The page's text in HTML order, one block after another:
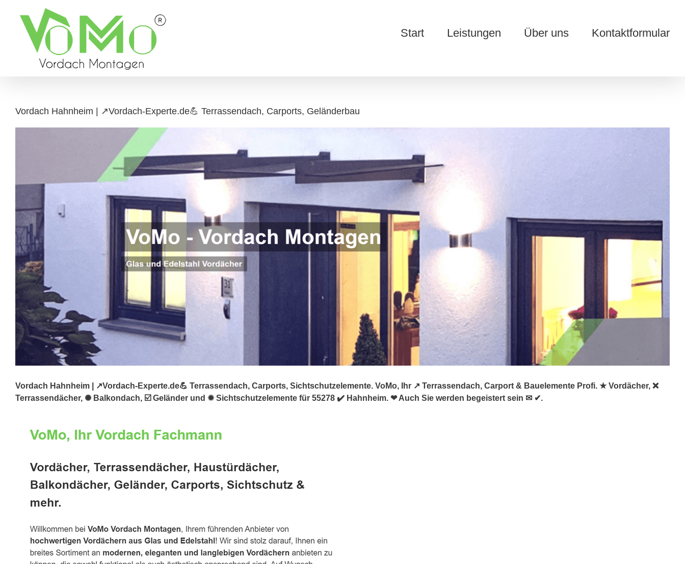
content
Start Leistungen Über uns Kontaktformular
Vordach Hahnheim | ↗️Vordach-Experte.de💪 Terrassendach, Carports, Geländerbau
Vordach Hahnheim | ↗️Vordach-Experte.de💪 Terrassendach, Carports, Sichtschutzelemente. VoMo, Ihr ↗️ Terrassendach, Carport & Bauelemente Profi. ★ Vordächer, ❌
Terrassendächer, ✺ Balkondach, ☑️ Geländer und ✹ Sichtschutzelemente für 55278 ✔️ Hahnheim. ❤ Auch Sie werden begeistert sein ✉ ✔.